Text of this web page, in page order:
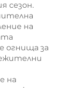
сезон.
на
огнища за
на